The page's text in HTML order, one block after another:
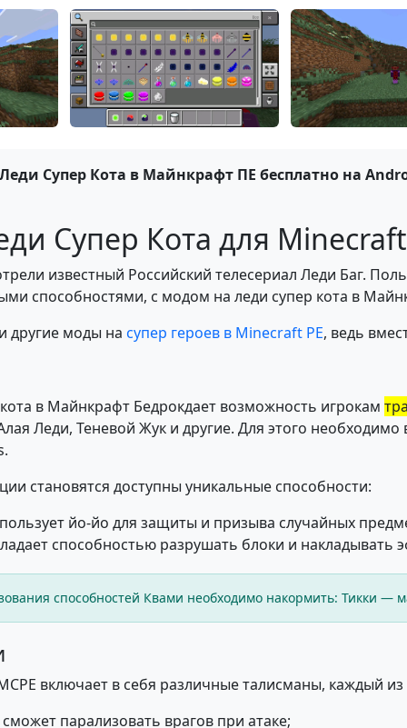
Супер Кота в Майнкрафт ПЕ бесплатно на
Супер Кота для
известный Российский телесериал Леди Баг.
способностями, с модом на леди супер кота в
другие моды на супер героев в Minecraft PE, ведь
в Майнкрафт Бедрокдает возможность игрокам
Леди, Теневой Жук и другие. Для этого
становятся доступны уникальные способности:
йо-йо для защиты и призыва случайных
способностью разрушать блоки и накладывать
способностей Квами необходимо накормить: Тикки —
включает в себя различные талисманы, каждый
парализовать врагов при атаке;